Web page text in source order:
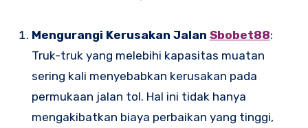
Mengurangi Kerusakan Jalan Sbobet88:
Truk-truk yang melebihi kapasitas muatan
sering kali menyebabkan kerusakan pada
permukaan jalan tol. Hal ini tidak hanya
mengakibatkan biaya perbaikan yang tinggi,